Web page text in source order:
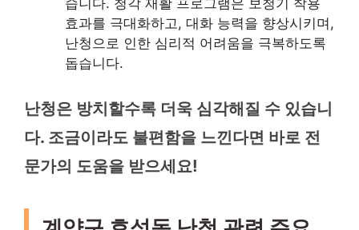
습니다. 청각 재활 프로그램은 보청기 착용
효과를 극대화하고, 대화 능력을 향상시키며,
난청으로 인한 심리적 어려움을 극복하도록
돕습니다.
난청은 방치할수록 더욱 심각해질 수 있습니
다. 조금이라도 불편함을 느낀다면 바로 전
문가의 도움을 받으세요!